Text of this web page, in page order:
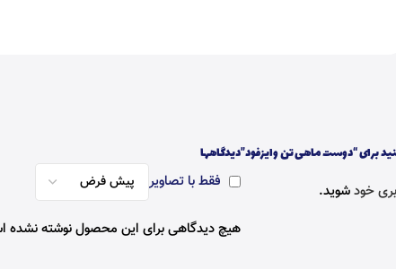
دیدگاهها
فقط با تصاویر
هیچ دیدگاهی برای این محصول نوشته نشده
برای “دوست ماهی تن وایزفود”
خودشوید.